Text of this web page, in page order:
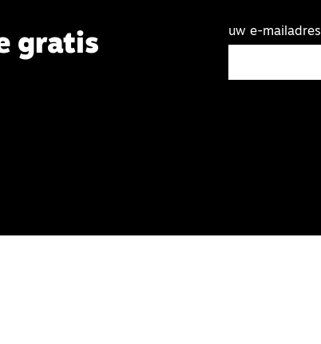
gratis
uw e-mailadres